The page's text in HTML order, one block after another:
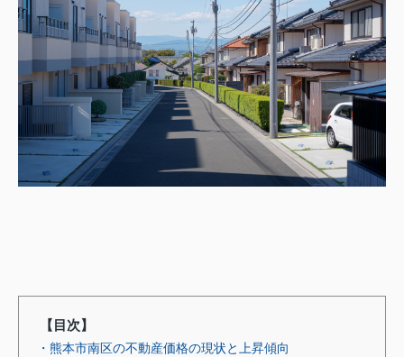
【目次】
・熊本市南区の不動産価格の現状と上昇傾向